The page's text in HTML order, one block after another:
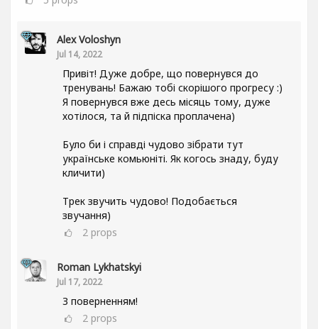
Alex Voloshyn
Jul 14, 2022
Привіт! Дуже добре, що повернувся до
тренувань! Бажаю тобі скорішого прогресу :)
Я повернувся вже десь місяць тому, дуже
хотілося, та й підпіска проплачена)
Було би і справді чудово зібрати тут
українське комьюніті. Як когось знаду, буду
кличити)
Трек звучить чудово! Подобається
звучання)
2 props
Roman Lykhatskyi
Jul 17, 2022
З поверненням!
2 props